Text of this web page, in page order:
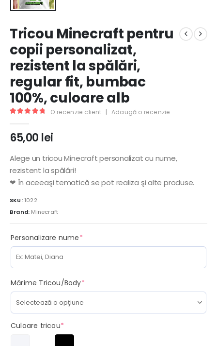
Tricou Minecraft pentru
copii personalizat,
rezistent la spălări,
regular fit, bumbac
100%, culoare alb
O recenzie client | Adaugă o recenzie
65,00 lei
Alege un tricou Minecraft personalizat cu nume,
rezistent la spălări!
❤ În aceeaşi tematică se pot realiza şi alte produse.
SKU: 1022
Brand: Minecraft
Personalizare nume*(required)
Mărime Tricou/Body*(required)
Culoare tricou*(required)